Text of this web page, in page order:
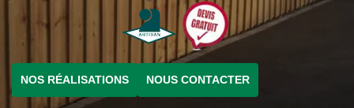
NOS RÉALISATIONS NOUS CONTACTER